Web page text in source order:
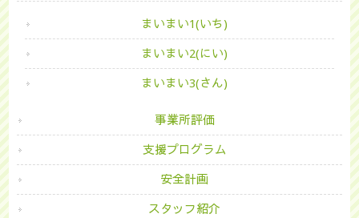
まいまい1(いち)
まいまい2(にい)
まいまい3(さん)
事業所評価
支援プログラム
安全計画
スタッフ紹介